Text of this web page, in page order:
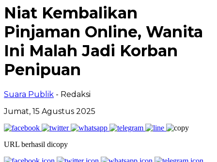
Niat Kembalikan
Pinjaman Online, Wanita
Ini Malah Jadi Korban
Penipuan
Suara Publik - Redaksi
Jumat, 15 Agustus 2025
URL berhasil dicopy